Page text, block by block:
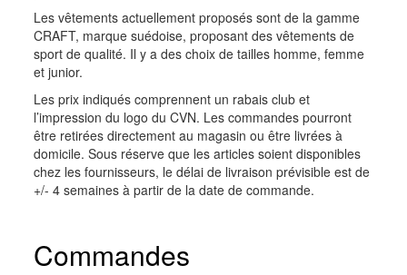
Les vêtements actuellement proposés sont de la gamme
CRAFT, marque suédoise, proposant des vêtements de
sport de qualité. Il y a des choix de tailles homme, femme
et junior.
Les prix indiqués comprennent un rabais club et
l’impression du logo du CVN. Les commandes pourront
être retirées directement au magasin ou être livrées à
domicile. Sous réserve que les articles soient disponibles
chez les fournisseurs, le délai de livraison prévisible est de
+/- 4 semaines à partir de la date de commande.
Commandes